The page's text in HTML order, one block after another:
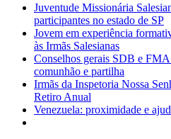
Juventude Missionária
participantes no estado de SP
Jovem em experiência
às Irmãs Salesianas
Conselhos gerais SDB e
comunhão e partilha
Irmãs da Inspetoria Nossa
Retiro Anual
Venezuela: proximidade e